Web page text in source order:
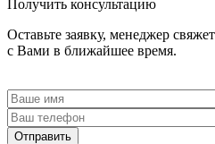
Получить консультацию
Оставьте заявку, менеджер
с Вами в ближайшее время.
Отправить